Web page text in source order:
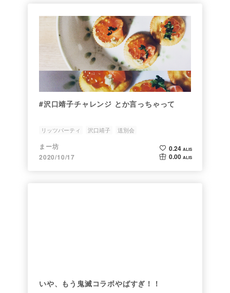
#沢口靖子チャレンジ とか言っちゃって
リッツパーティ 沢口靖子 送別会
まー坊
2020/10/17
0.24 ALIS
0.00 ALIS
いや、もう鬼滅コラボやばすぎ！！